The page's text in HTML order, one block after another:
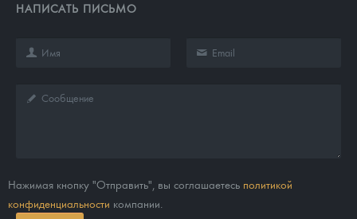
НАПИСАТЬ ПИСЬМО
Нажимая кнопку "Отправить", вы соглашаетесь политикой
конфиденциальности компании.